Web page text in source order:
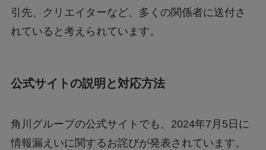
引先、クリエイターなど、多くの関係者に送付さ
れていると考えられています。
公式サイトの説明と対応方法
角川グループの公式サイトでも、2024年7月5日に
情報漏えいに関するお詫びが発表されています。